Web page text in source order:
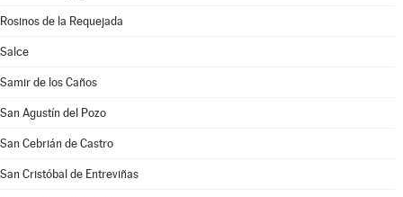
Rosinos de la Requejada
Salce
Samir de los Caños
San Agustín del Pozo
San Cebrián de Castro
San Cristóbal de Entreviñas